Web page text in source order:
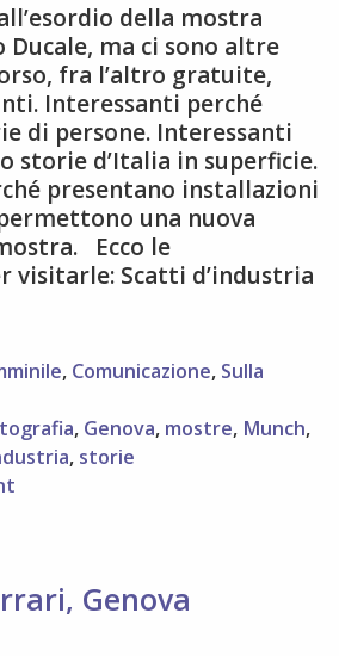
della mostra
Ducale, ma ci sono altre
fra l’altro gratuite,
Interessanti perché
di persone. Interessanti
storie d’Italia in superficie.
presentano installazioni
una nuova
Ecco le
visitarle: Scatti d’industria
, Comunicazione, Sulla
, Genova, mostre, Munch,
, storie
Genova